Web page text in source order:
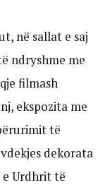
në sallat e saj
ndryshme me
filmash
ekspozita me
të
dekorata
e Urdhrit të